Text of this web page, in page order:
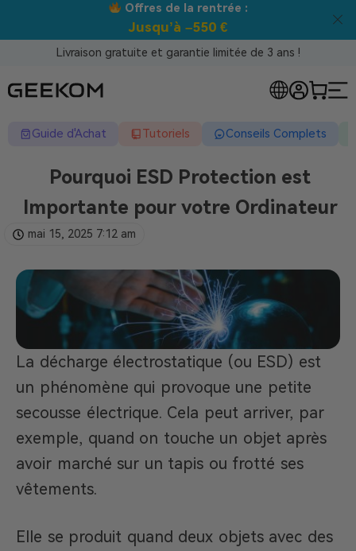
Meilleur prix garanti tous canaux !
Livraison gratuite et garantie limitée de 3 ans !
Guide d'Achat Tutoriels Conseils Complets
Pourquoi ESD Protection est
Importante pour votre Ordinateur
mai 15, 2025 7:12 am
La décharge électrostatique (ou ESD) est
un phénomène qui provoque une petite
secousse électrique. Cela peut arriver, par
exemple, quand on touche un objet après
avoir marché sur un tapis ou frotté ses
vêtements.
Elle se produit quand deux objets avec des